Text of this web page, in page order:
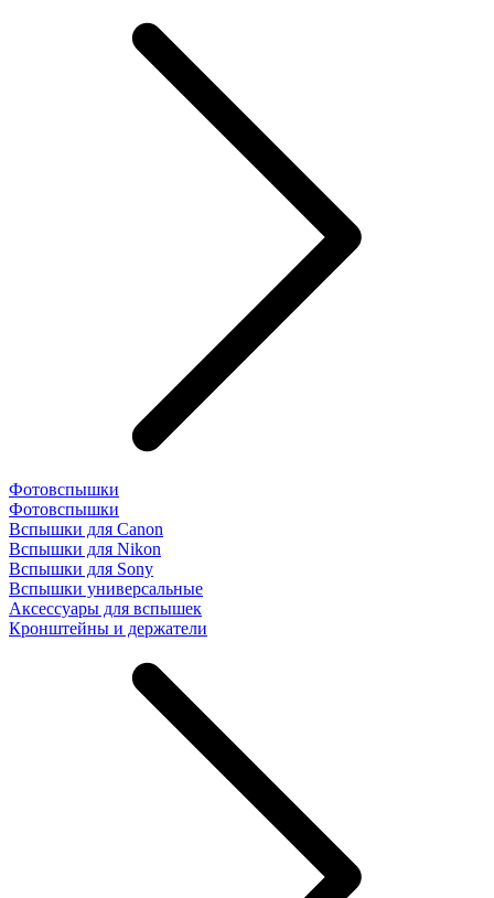
Фотовспышки
Фотовспышки
Вспышки для Canon
Вспышки для Nikon
Вспышки для Sony
Вспышки универсальные
Аксесcуары для вспышек
Кронштейны и держатели